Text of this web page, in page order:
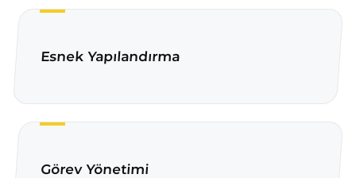
Esnek Yapılandırma
Görev Yönetimi